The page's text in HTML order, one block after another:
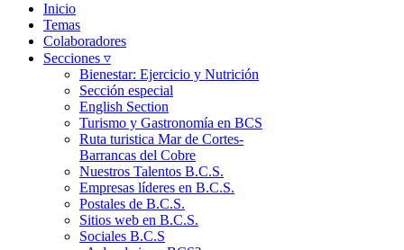
Inicio
Temas
Colaboradores
Secciones ▿
Bienestar: Ejercicio y Nutrición
Sección especial
English Section
Turismo y Gastronomía en BCS
Ruta turistica Mar de Cortes-
Barrancas del Cobre
Nuestros Talentos B.C.S.
Empresas líderes en B.C.S.
Postales de B.C.S.
Sitios web en B.C.S.
Sociales B.C.S